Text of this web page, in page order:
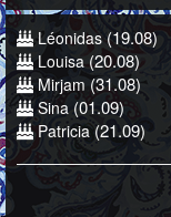
Léonidas (19.08)
Louisa(20.08)
Mirjam (31.08)
Sina (01.09)
Patricia(21.09)